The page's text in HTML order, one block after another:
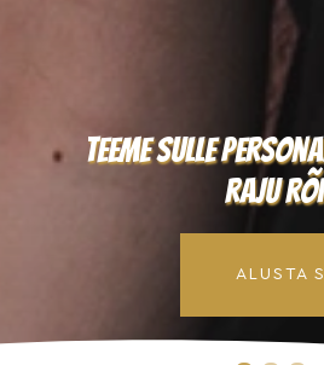
Teeme sulle
raju
ALUSTA